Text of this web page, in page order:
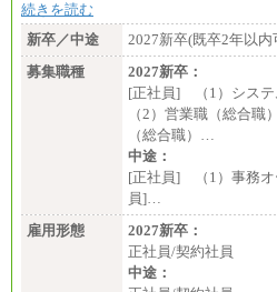
続きを読む
新卒／中途
2027新卒(既卒2年以内
募集職種
2027新卒：
[正社員] （1）シス
（2）営業職（総合
（総合職）…
中途：
[正社員] （1）事務
員]…
雇用形態
2027新卒：
正社員/契約社員
中途：